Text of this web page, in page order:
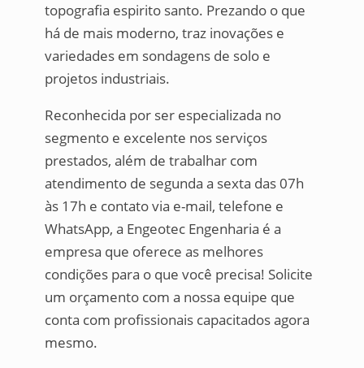
topografia espirito santo. Prezando o que
há de mais moderno, traz inovações e
variedades em sondagens de solo e
projetos industriais.
Reconhecida por ser especializada no
segmento e excelente nos serviços
prestados, além de trabalhar com
atendimento de segunda a sexta das 07h
às 17h e contato via e-mail, telefone e
WhatsApp, a Engeotec Engenharia é a
empresa que oferece as melhores
condições para o que você precisa! Solicite
um orçamento com a nossa equipe que
conta com profissionais capacitados agora
mesmo.